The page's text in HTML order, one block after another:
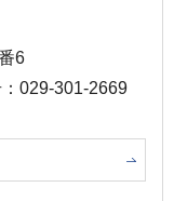
6
029-301-2669